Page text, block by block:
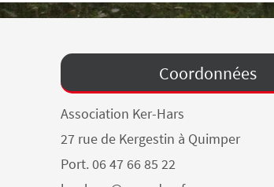
Coordonnées
Association Ker-Hars
27 rue de Kergestin à Quimper
Port. 06 47 66 85 22